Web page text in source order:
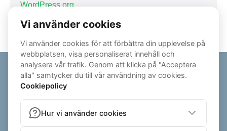
WordPress.org
© 2026 - ALEXANDEREK.SE | ALL RIGHTS RESERVED
POWERED BY ZENFIT - PERSONAL TRAINER SOFTWARE
PRIVACY
ALEXANDER EK AB , BERG 11, 432 92 VARBERG, SVERIGE ,
ALEXANDER.EK@LIVE.SE , BID:559254-2137